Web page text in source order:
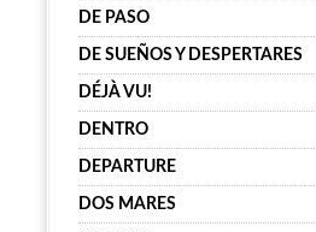
DE PASO
DE SUEÑOS Y DESPERTARES
DÉJÀ VU!
DENTRO
DEPARTURE
DOS MARES